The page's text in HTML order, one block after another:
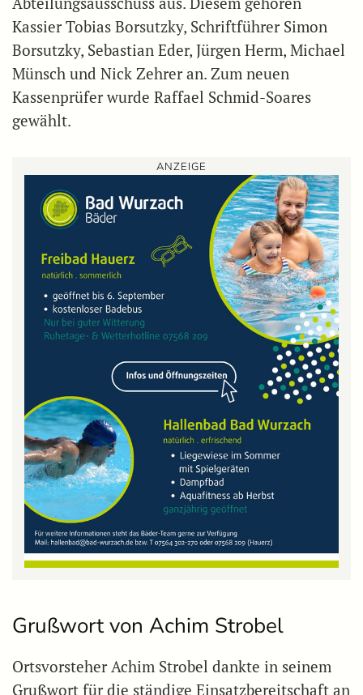
Kassier Tobias Borsutzky, Schriftführer Simon
Borsutzky, Sebastian Eder, Jürgen Herm, Michael
Münsch und Nick Zehrer an. Zum neuen
Kassenprüfer wurde Raffael Schmid-Soares
gewählt.
ANZEIGE
Grußwort von Achim Strobel
Ortsvorsteher Achim Strobel dankte in seinem
Grußwort für die ständige Einsatzbereitschaft an